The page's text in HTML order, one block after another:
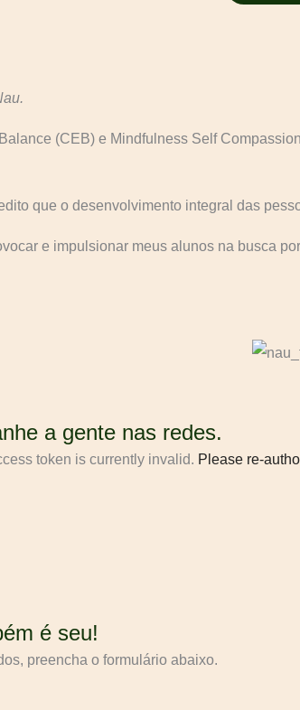
(CEB) e Mindfulness Self
que o desenvolvimento integral das
e impulsionar meus alunos na busca
a gente nas redes.
token is currently invalid. Please re-
é seu!
preencha o formulário abaixo.